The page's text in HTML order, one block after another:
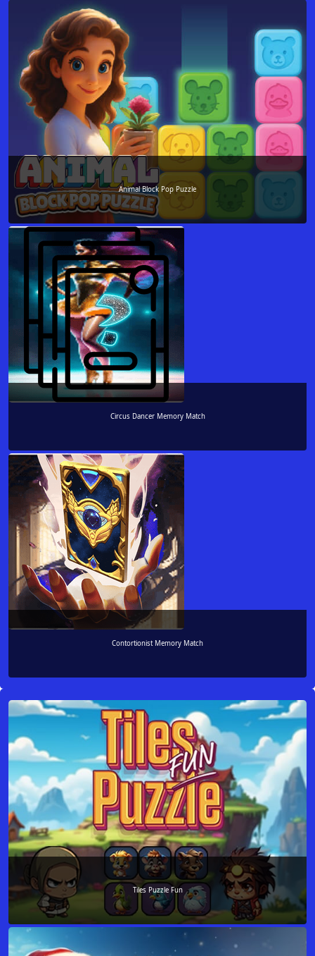
Animal Block Pop Puzzle
Circus Dancer Memory Match
Contortionist Memory Match
Tiles Puzzle Fun